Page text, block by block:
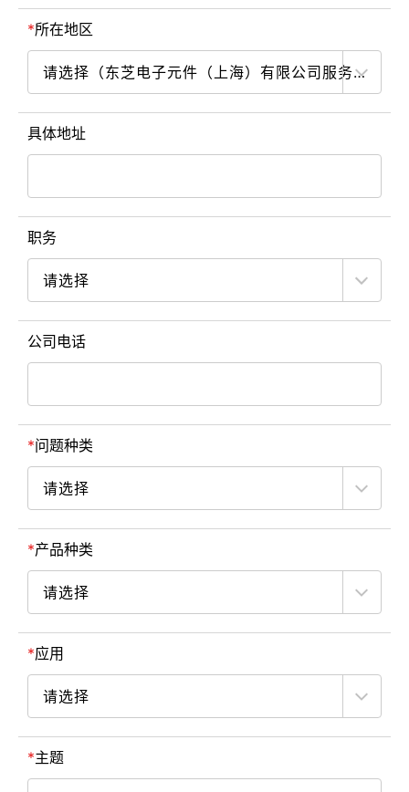
所在地区
具体地址
职务
公司电话
问题种类
产品种类
应用
主题